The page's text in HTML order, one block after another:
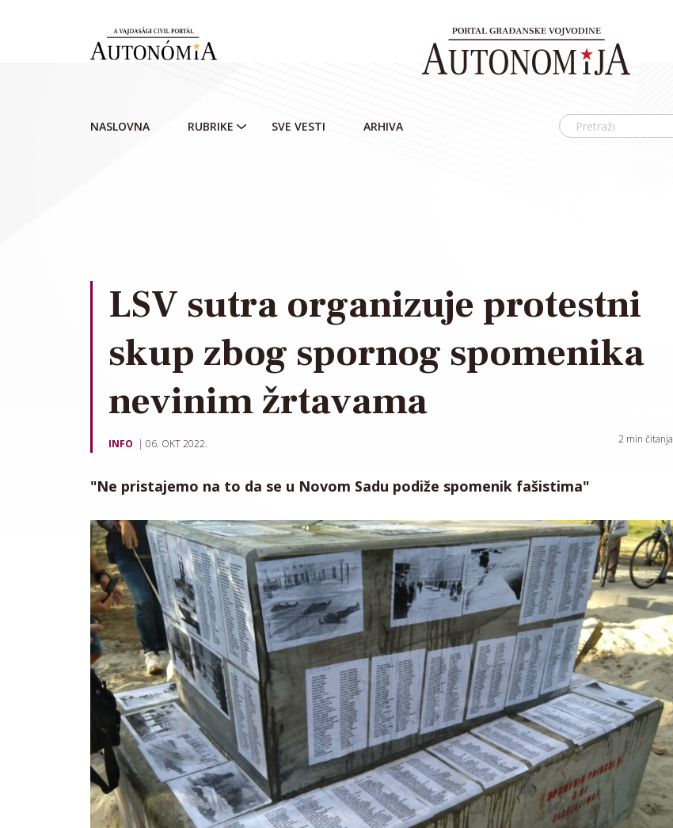
NASLOVNA RUBRIKE SVE VESTI ARHIVA
LSV sutra organizuje protestni
skup zbog spornog spomenika
nevinim žrtavama
INFO 06. OKT 2022. 2 min čitanja
"Ne pristajemo na to da se u Novom Sadu podiže spomenik fašistima"